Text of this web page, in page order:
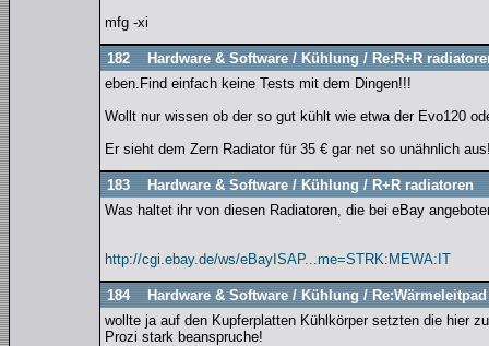
mfg -xi
182 Hardware & Software/ Kühlung/ Re:R+R
eben.Find einfach keine Tests mit dem Dingen!!!
Wollt nur wissen ob der so gut kühlt wie etwa der Evo120
Er sieht dem Zern Radiator für 35 € gar net so unähnlich
183 Hardware & Software/ Kühlung/ R+R radiatoren
Was haltet ihr von diesen Radiatoren, die bei eBay
http://cgi.ebay.de/ws/eBayISAP...me=STRK:MEWA:IT
184 Hardware & Software/ Kühlung/
wollte ja auf den Kupferplatten Kühlkörper setzten die hier
Prozi stark beanspruche!